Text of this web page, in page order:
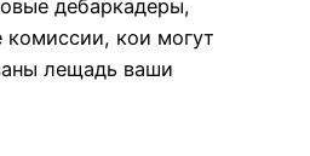
дебаркадеры,
комиссии, кои могут
лещадь ваши